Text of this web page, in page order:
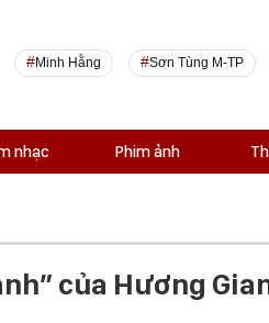
Minh Hằng Sơn Tùng M-TP
nhạc Phim ảnh
của Hương